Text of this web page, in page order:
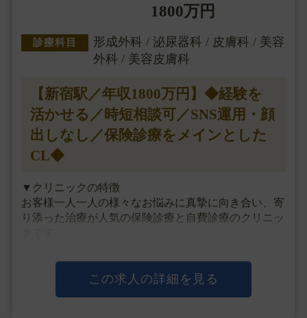
1800万円
診療科目
形成外科 / 泌尿器科 / 皮膚科 / 美容
外科 / 美容皮膚科
【新宿駅／年収1800万円】◆経験を
活かせる／時短相談可／SNS運用・顔
出しなし／保険診療をメインとした
CL◆
▼クリニックの特徴
お客様一人一人の様々なお悩みに真摯に向き合い、寄
り添った治療が人気の保険診療と自費診療のクリニッ
展開していますが、自費診療もおこなっておりますの
で、臨床経験を活かして美容への挑戦が可能です。
今後は都内を中心に拡大予定の勢いが・・・
この求人の詳細を見る